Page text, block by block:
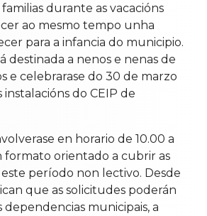
durante as vacacións
ao mesmo tempo unha
para a infancia do municipio.
destinada a nenos e nenas de
e celebrarase do 30 de marzo
instalacións do CEIP de
en horario de 10.00 a
formato orientado a cubrir as
período non lectivo. Desde
que as solicitudes poderán
dependencias municipais, a